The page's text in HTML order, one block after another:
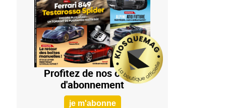
Profitez de nos offres
d'abonnement
je m'abonne